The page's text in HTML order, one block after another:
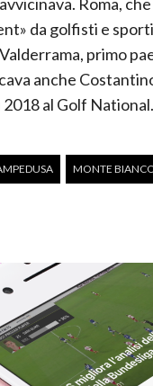
da golfisti e
primo
anche
al Golf National.
MONTE